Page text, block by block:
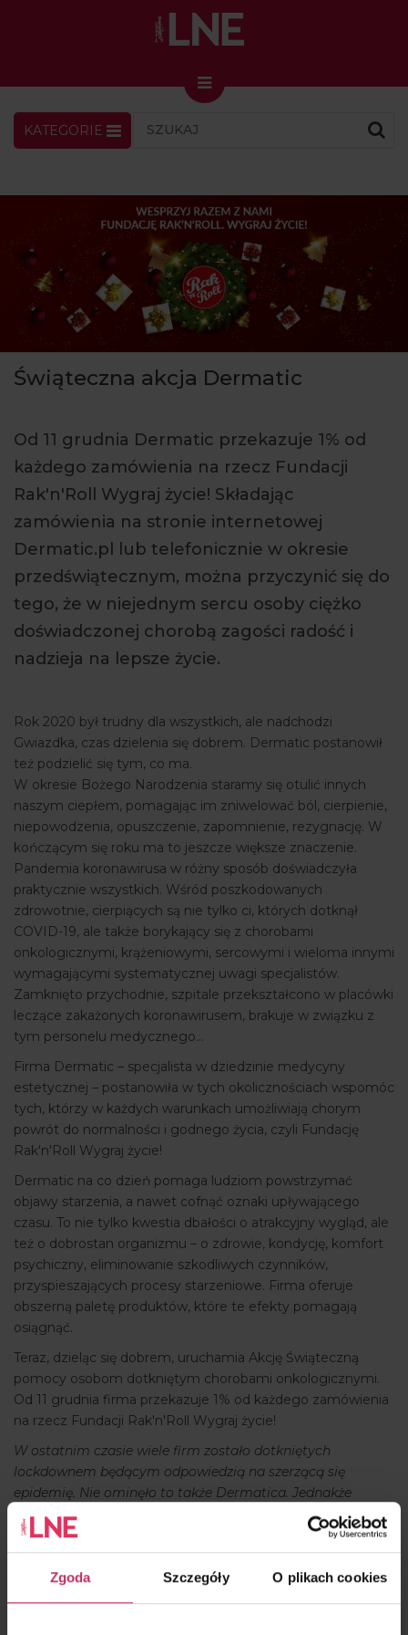
Zgoda Szczegóły O plikach cookies
LNENEWS
KONGRES I TARGI
Skin Master w Warszawie
49. edycja w Krakowie
VIDEO
PODCAST
O NAS
ARTYKUŁY
WYDARZENIA
KATEGORIE
Świąteczna akcja Dermatic
Od 11 grudnia Dermatic przekazuje 1% od
każdego zamówienia na rzecz Fundacji
Rak'n'Roll Wygraj życie! Składając
zamówienia na stronie internetowej
Dermatic.pl lub telefonicznie w okresie
przedświątecznym, można przyczynić się do
tego, że w niejednym sercu osoby ciężko
doświadczonej chorobą zagości radość i
nadzieja na lepsze życie.
Rok 2020 był trudny dla wszystkich, ale nadchodzi
Gwiazdka, czas dzielenia się dobrem. Dermatic postanowił
też podzielić się tym, co ma.
W okresie Bożego Narodzenia staramy się otulić innych
naszym ciepłem, pomagając im zniwelować ból, cierpienie,
niepowodzenia, opuszczenie, zapomnienie, rezygnację. W
kończącym się roku ma to jeszcze większe znaczenie.
Pandemia koronawirusa w różny sposób doświadczyła
praktycznie wszystkich. Wśród poszkodowanych
zdrowotnie, cierpiących są nie tylko ci, których dotknął
COVID-19, ale także borykający się z chorobami
onkologicznymi, krążeniowymi, sercowymi i wieloma innymi
wymagającymi systematycznej uwagi specjalistów.
Zamknięto przychodnie, szpitale przekształcono w placówki
leczące zakażonych koronawirusem, brakuje w związku z
tym personelu medycznego...
Firma Dermatic – specjalista w dziedzinie medycyny
estetycznej – postanowiła w tych okolicznościach wspomóc
tych, którzy w każdych warunkach umożliwiają chorym
powrót do normalności i godnego życia, czyli Fundację
Rak'n'Roll Wygraj życie!
Dermatic na co dzień pomaga ludziom powstrzymać
objawy starzenia, a nawet cofnąć oznaki upływającego
czasu. To nie tylko kwestia dbałości o atrakcyjny wygląd, ale
też o dobrostan organizmu – o zdrowie, kondycję, komfort
psychiczny, eliminowanie szkodliwych czynników,
przyspieszających procesy starzeniowe. Firma oferuje
obszerną paletę produktów, które te efekty pomagają
osiągnąć.
Teraz, dzieląc się dobrem, uruchamia Akcję Świąteczną
pomocy osobom dotkniętym chorobami onkologicznymi.
Od 11 grudnia firma przekazuje 1% od każdego zamówienia
na rzecz Fundacji Rak'n'Roll Wygraj życie!
W ostatnim czasie wiele firm zostało dotkniętych
lockdownem będącym odpowiedzią na szerzącą się
epidemię. Nie ominęło to także Dermatica. Jednakże
elastyczność w działaniu i szukanie alternatywnych
rozwiązań pozwoliły nam wyjść z tego trudnego okresu
obronną ręką. Nie zapominamy jednak o tych, których los
doświadczył szczególnie. W czasie pandemii połączmy